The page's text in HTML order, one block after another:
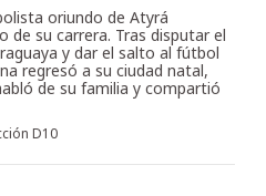
oriundo de Atyrá
su carrera. Tras disputar el
y dar el salto al fútbol
regresó a su ciudad natal,
de su familia y compartió
D10